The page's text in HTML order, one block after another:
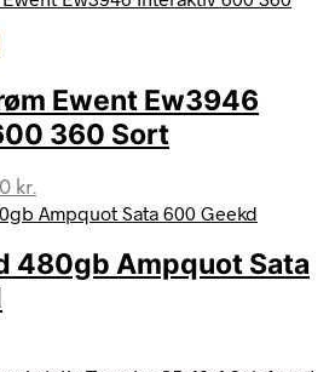
Ewent Ew3946
360 Sort
kr..
kr.
aktuelle
er:
509,00 kr..
480gb Ampquot Sata